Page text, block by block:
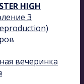
HIGH
3
вечеринка